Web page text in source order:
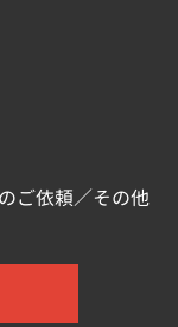
ご依頼／その他